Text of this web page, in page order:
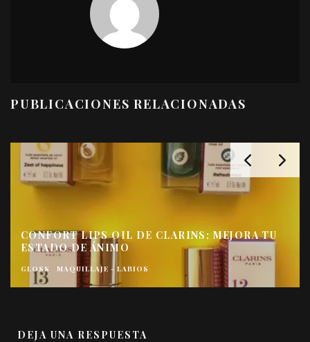
PUBLICACIONES RELACIONADAS
CONFORT LIPS OIL DE CLARINS: MEJORA TU
ESTADO DE ÁNIMO
GLOSS MAQUILLAJE - LABIOS
DEJA UNA RESPUESTA